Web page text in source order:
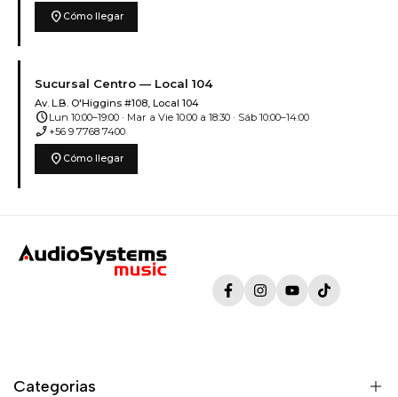
location_on Cómo llegar
Sucursal Centro — Local 104
Av. L.B. O'Higgins #108, Local 104
scheduleLun 10:00–19:00 · Mar a Vie 10:00 a 18:30 · Sáb 10:00–14:00
phone_enabled +56 9 7768 7400
location_on Cómo llegar
FacebookInstagramYouTubeTikTok
Categorias